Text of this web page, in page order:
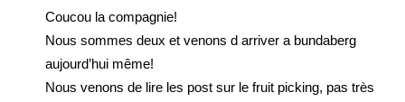
Coucou la compagnie!
Nous sommes deux et venons d arriver a bundaberg
aujourd’hui même!
Nous venons de lire les post sur le fruit picking, pas très